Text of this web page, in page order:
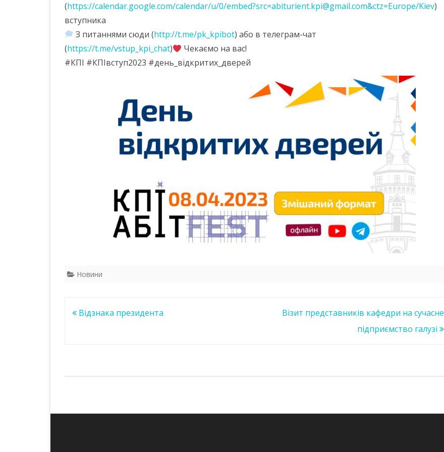
СТУДЕНТСЬКЕ ЖИТТЯ
НАВЧАЛЬНІ МАТЕРІАЛИ
(https://calendar.google.com/calendar/u/0/embed?src=abiturient.kpi@gmail.com&ctz=Europe/Kiev)
вступника
З питаннями сюди (http://t.me/pk_kpibot) або в телеграм-чат
(https://t.me/vstup_kpi_chat)
Чекаємо на вас!
#КПІ #КПІвступ2023 #день_відкритих_дверей
Новини
Навігація
Відзнака президента
Візит представників кафедри на сучасне
підприємство галузі